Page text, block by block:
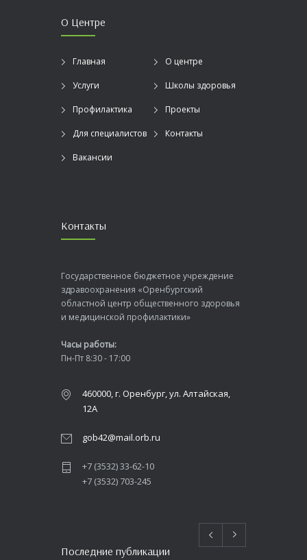
О Центре
Главная О центре
Услуги Школы здоровья
Профилактика Проекты
Для специалистов Контакты
Вакансии
Контакты
Государственное бюджетное учреждение
здравоохранения «Оренбургский
областной центр общественного здоровья
и медицинской профилактики»
Часы работы:
Пн-Пт 8:30 - 17:00
460000, г. Оренбург, ул. Алтайская,
12А
gob42@mail.orb.ru
+7 (3532) 33-62-10
+7 (3532) 703-245
Последние публикации